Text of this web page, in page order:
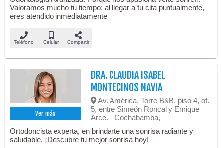
Valoramos mucho tu tiempo: al llegar a tu cita puntualmente,
eres atendido inmediatamente
Teléfono Celular Compartir
Ver más
DRA. CLAUDIA ISABEL
MONTECINOS NAVIA
Av. América, Torre B&B, piso 4, of.
5, entre Simeón Roncal y Enrique
Arce. - Cochabamba,
Ortodoncista experta, en brindarte una sonrisa radiante y
saludable. ¡Descubre tu mejor sonrisa hoy!